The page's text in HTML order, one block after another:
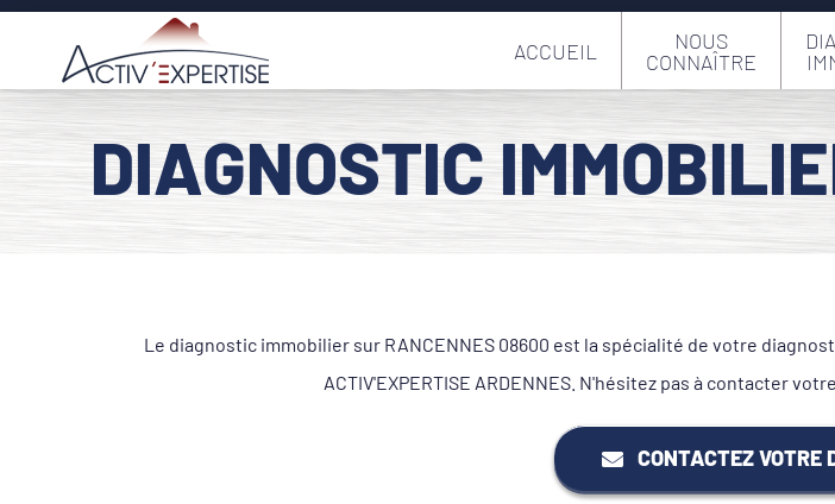
Passer
contenu
ACCUEIL
NOUS
CONNAÎTRE
DIAGNOSTIC
Le diagnostic immobilier sur RANCENNES 08600 est la spécialité de votre
ACTIV'EXPERTISE ARDENNES. N'hésitez pas à contacter
CONTACTEZ VOTRE